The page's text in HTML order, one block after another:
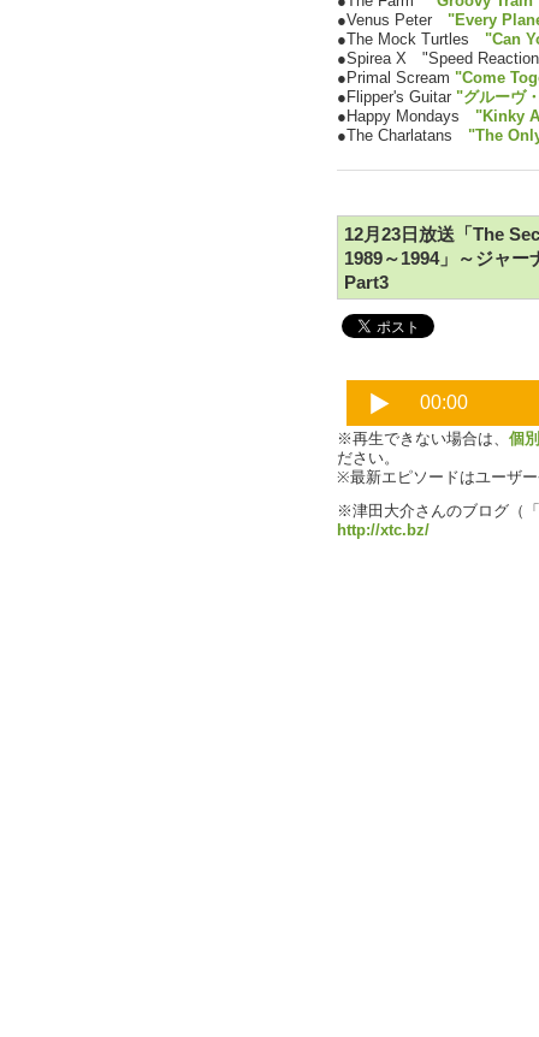
●Venus Peter "Every
●The Mock Turtles "Can
●Spirea X "Speed
●Primal Scream "Come
●Flipper's Guitar "グルーヴ
●Happy Mondays "Kinky
●The Charlatans "The
12月23日放送「The
1989～1994」～ジャ
Part3
※再生できない場合は、 個
ださい。
※最新エピソードはユーザ
※津田大介さんのブログ（
http://xtc.bz/